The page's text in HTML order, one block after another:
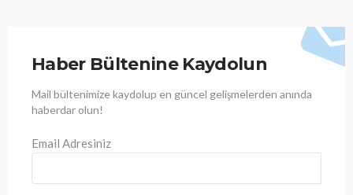
Haber Bültenine Kaydolun
Mail bültenimize kaydolup en güncel gelişmelerden anında
haberdar olun!
Email Adresiniz